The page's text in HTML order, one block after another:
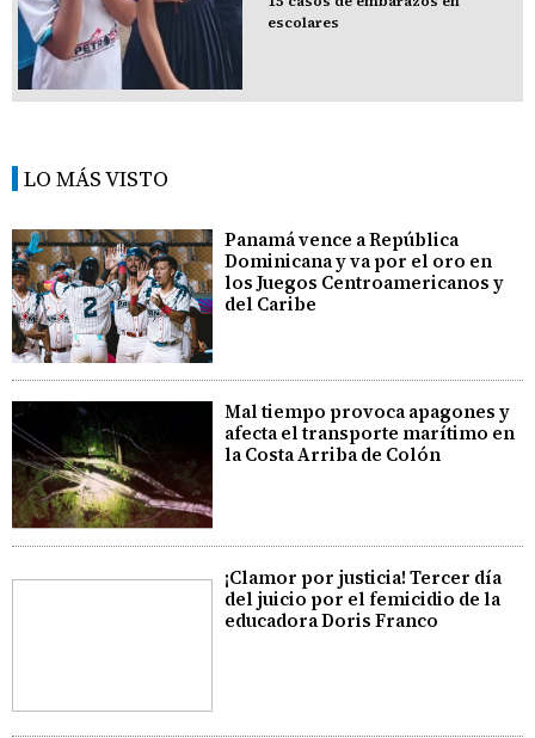
escolares
LO MÁS VISTO
Panamá vence a República
Dominicana y va por el oro en
los Juegos Centroamericanos y
del Caribe
Mal tiempo provoca apagones y
afecta el transporte marítimo en
la Costa Arriba de Colón
¡Clamor por justicia! Tercer día
del juicio por el femicidio de la
educadora Doris Franco